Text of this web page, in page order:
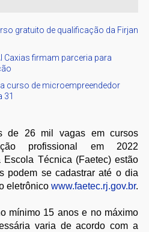
gratuito de qualificação da Firjan
Caxias firmam parceria para
curso de microempreendedor
31
de 26 mil vagas em cursos
profissional em 2022
Técnica (Faetec) estão
podem se cadastrar até o dia
eletrônico www.faetec.rj.gov.br.
mínimo 15 anos e no máximo
varia de acordo com a